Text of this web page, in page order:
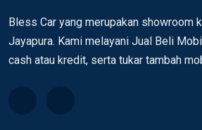
Bless Car yang merupakan showroom
Jayapura. Kami melayani Jual Beli
cash atau kredit, serta tukar tambah